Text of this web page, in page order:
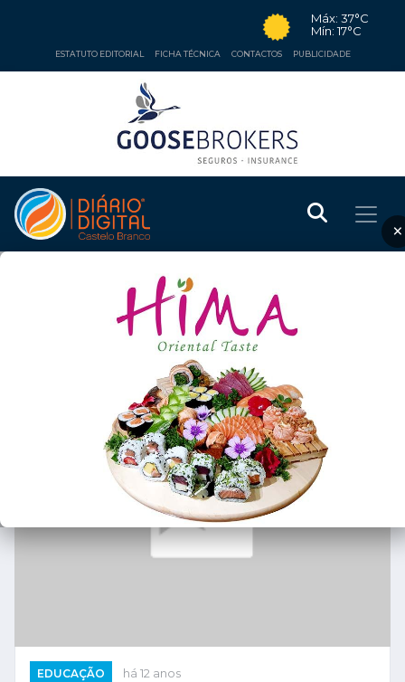
Máx: 37°C
Mín: 17°C
ESTATUTO EDITORIAL FICHA TÉCNICA CONTACTOS PUBLICIDADE
×
EDUCAÇÃO
EDUCAÇÃO há 12 anos